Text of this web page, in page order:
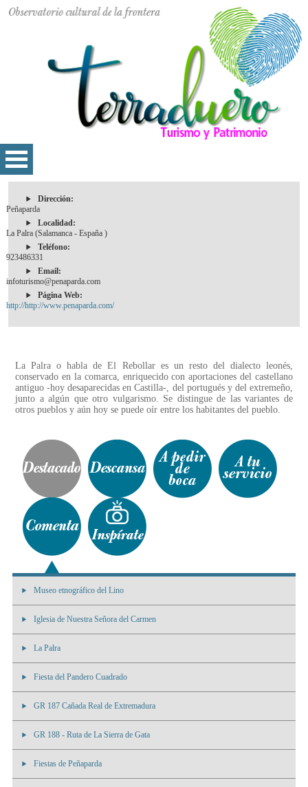
Dirección:
Peñaparda
Localidad:
La Palra (Salamanca - España )
Teléfono:
923486331
Email:
infoturismo@penaparda.com
Página Web:
http://http://www.penaparda.com/
La Palra o habla de El Rebollar es un resto del dialecto leonés,
conservado en la comarca, enriquecido con aportaciones del castellano
antiguo -hoy desaparecidas en Castilla-, del portugués y del extremeño,
junto a algún que otro vulgarismo. Se distingue de las variantes de
otros pueblos y aún hoy se puede oír entre los habitantes del pueblo.
Museo etnográfico del Lino
Iglesia de Nuestra Señora del Carmen
La Palra
Fiesta del Pandero Cuadrado
GR 187 Cañada Real de Extremadura
GR 188 - Ruta de La Sierra de Gata
Fiestas de Peñaparda